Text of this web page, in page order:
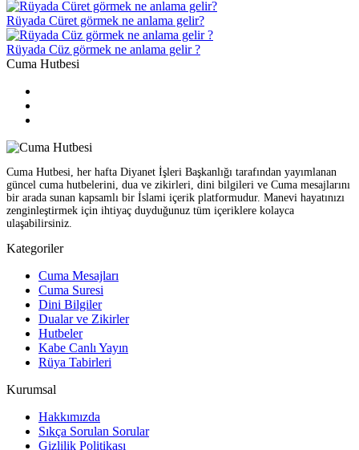
Rüyada Cüret görmek ne anlama gelir?
Rüyada Cüz görmek ne anlama gelir ?
Cuma Hutbesi
Cuma Hutbesi, her hafta Diyanet İşleri Başkanlığı tarafından yayımlanan
güncel cuma hutbelerini, dua ve zikirleri, dini bilgileri ve Cuma mesajlarını
bir arada sunan kapsamlı bir İslami içerik platformudur. Manevi hayatınızı
zenginleştirmek için ihtiyaç duyduğunuz tüm içeriklere kolayca
ulaşabilirsiniz.
Kategoriler
Cuma Mesajları
Cuma Suresi
Dini Bilgiler
Dualar ve Zikirler
Hutbeler
Kabe Canlı Yayın
Rüya Tabirleri
Kurumsal
Hakkımızda
Sıkça Sorulan Sorular
Gizlilik Politikası